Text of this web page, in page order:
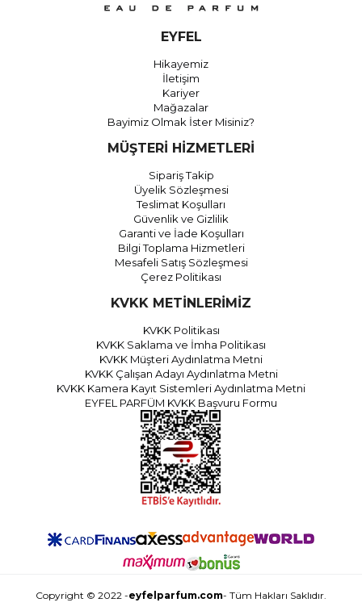
EYFEL
Hikayemiz
İletişim
Kariyer
Mağazalar
Bayimiz Olmak İster Misiniz?
MÜŞTERİ HİZMETLERİ
Sipariş Takip
Üyelik Sözleşmesi
Teslimat Koşulları
Güvenlik ve Gizlilik
Garanti ve İade Koşulları
Bilgi Toplama Hizmetleri
Mesafeli Satış Sözleşmesi
Çerez Politikası
KVKK METİNLERİMİZ
KVKK Politikası
KVKK Saklama ve İmha Politikası
KVKK Müşteri Aydınlatma Metni
KVKK Çalışan Adayı Aydınlatma Metni
KVKK Kamera Kayıt Sistemleri Aydınlatma Metni
EYFEL PARFÜM KVKK Başvuru Formu
Copyright © 2022 -eyfelparfum.com- Tüm Hakları Saklıdır.